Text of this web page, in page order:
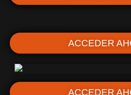
ACCEDER
ACCEDER